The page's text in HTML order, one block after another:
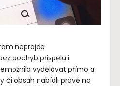
neprojde
pochyb přispěla i
vydělávat přímo a
či obsah nabídli právě na